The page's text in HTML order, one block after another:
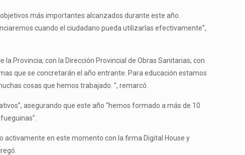
más importantes alcanzados durante este año.
cuando el ciudadano pueda utilizarlas efectivamente”,
Provincia; con la Dirección Provincial de Obras Sanitarias; con
que se concretarán el año entrante. Para educación estamos
cosas que hemos trabajado. ”, remarcó.
asegurando que este año “hemos formado a más de 10
en este momento con la firma Digital House y